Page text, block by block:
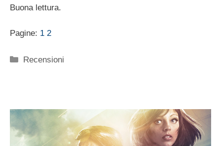
Buona lettura.
Pagine: 1 2
Categorie
Recensioni